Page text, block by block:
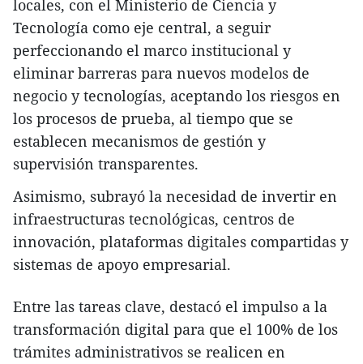
locales, con el Ministerio de Ciencia y
Tecnología como eje central, a seguir
perfeccionando el marco institucional y
eliminar barreras para nuevos modelos de
negocio y tecnologías, aceptando los riesgos en
los procesos de prueba, al tiempo que se
establecen mecanismos de gestión y
supervisión transparentes.
Asimismo, subrayó la necesidad de invertir en
infraestructuras tecnológicas, centros de
innovación, plataformas digitales compartidas y
sistemas de apoyo empresarial.
Entre las tareas clave, destacó el impulso a la
transformación digital para que el 100% de los
trámites administrativos se realicen en